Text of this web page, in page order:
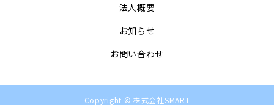
法人概要
お知らせ
お問い合わせ
Copyright © 株式会社SMART